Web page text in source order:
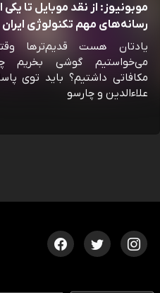
موبونیوز: از نقد موبایل تا یکی
رسانه‌‌های مهم تکنولوژی ایران
یادتان هست قدیم‌ترها
می‌خواستیم گوشی بخریم
مکافاتی داشتیم؟ باید توی
علاءالدین و چارسو